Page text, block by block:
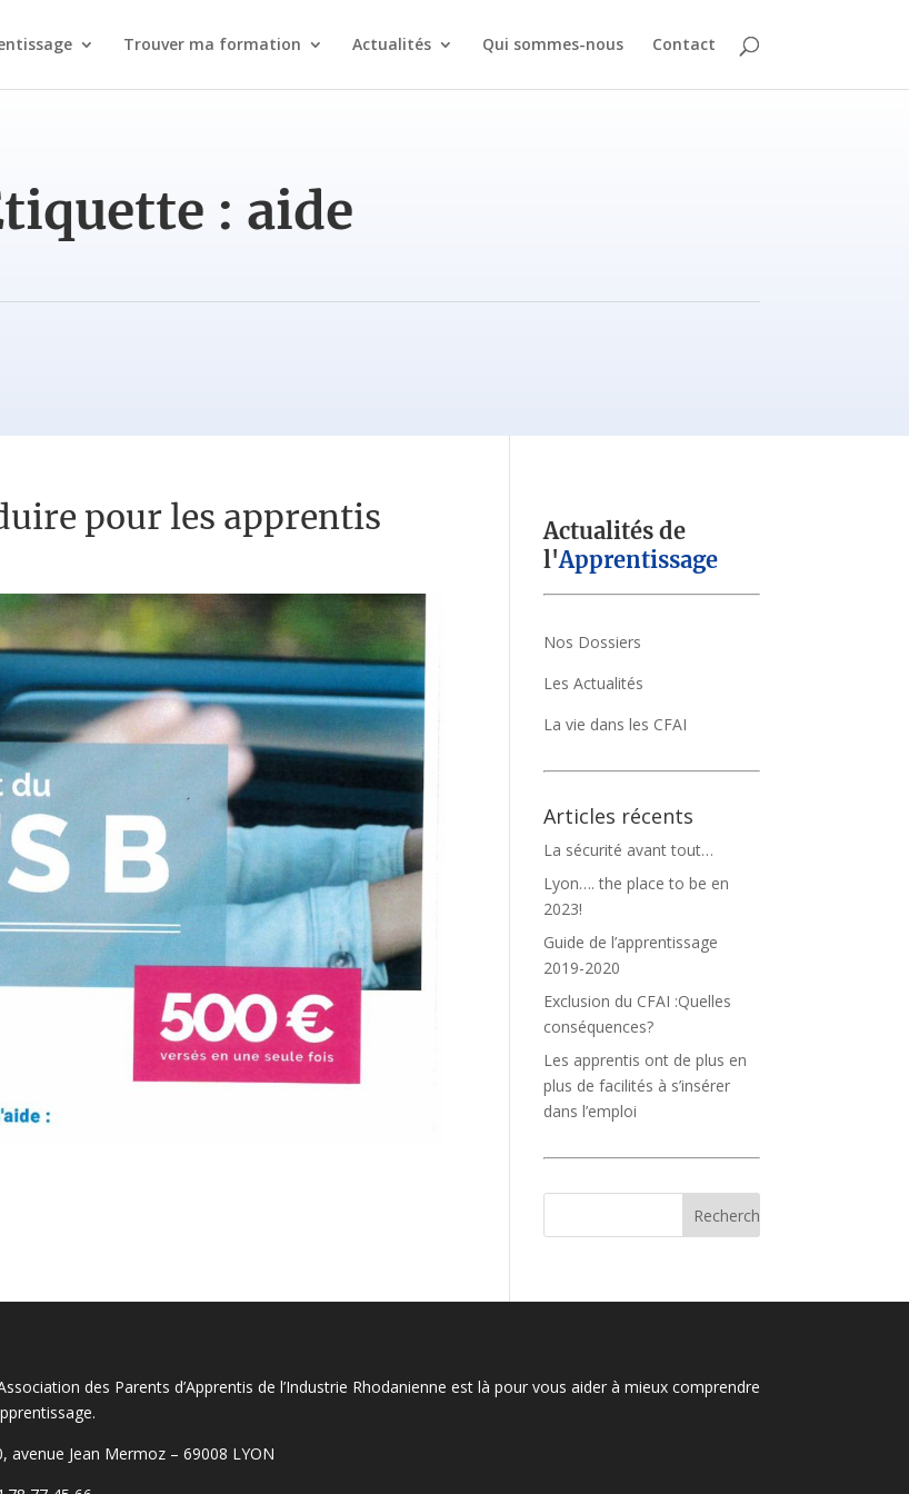
Trouver ma formation Actualités Qui sommes-nous Contact
: aide
pour les apprentis
Actualités de
l'Apprentissage
Nos Dossiers
Les Actualités
La vie dans les CFAI
Articles récents
La sécurité avant tout…
Lyon…. the place to be en
2023!
Guide de l’apprentissage
2019-2020
Exclusion du CFAI :Quelles
conséquences?
Les apprentis ont de plus en
plus de facilités à s’insérer
dans l’emploi
des Parents d’Apprentis de l’Industrie Rhodanienne est là pour vous aider à mieux comprendre
avenue Jean Mermoz – 69008 LYON